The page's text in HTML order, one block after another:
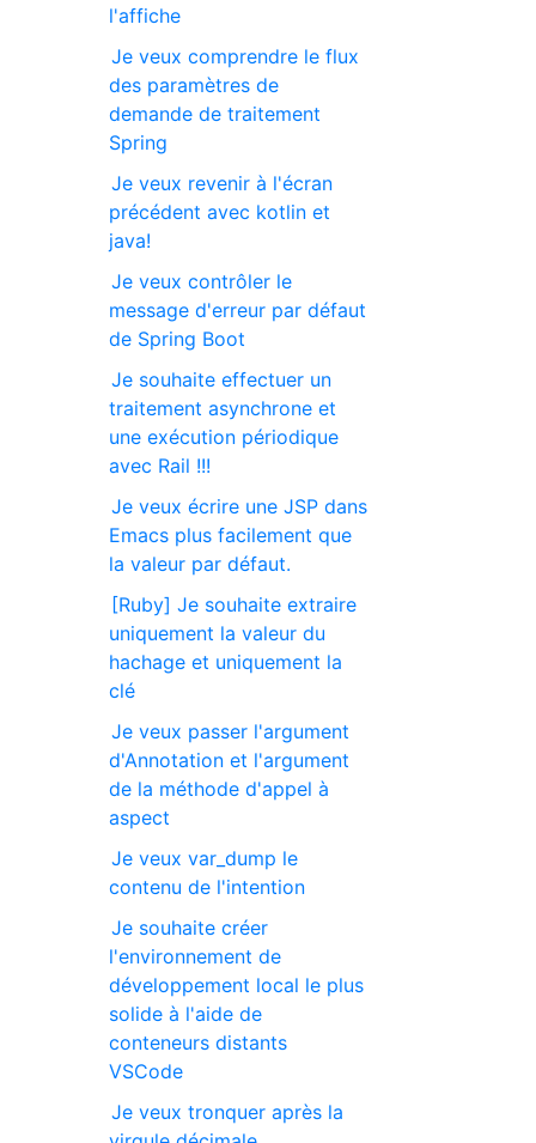
l'affiche
Je veux comprendre le flux
des paramètres de
demande de traitement
Spring
Je veux revenir à l'écran
précédent avec kotlin et
java!
Je veux contrôler le
message d'erreur par défaut
de Spring Boot
Je souhaite effectuer un
traitement asynchrone et
une exécution périodique
avec Rail !!!
Je veux écrire une JSP dans
Emacs plus facilement que
la valeur par défaut.
[Ruby] Je souhaite extraire
uniquement la valeur du
hachage et uniquement la
clé
Je veux passer l'argument
d'Annotation et l'argument
de la méthode d'appel à
aspect
Je veux var_dump le
contenu de l'intention
Je souhaite créer
l'environnement de
développement local le plus
solide à l'aide de
conteneurs distants
VSCode
Je veux tronquer après la